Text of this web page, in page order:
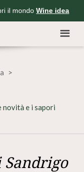
il mondo Wine idea
novità e i sapori
Sandrigo